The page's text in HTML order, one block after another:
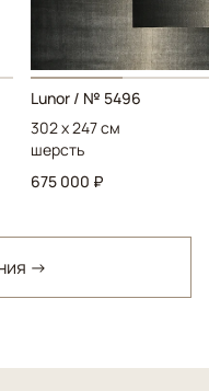
Lunor / № 5496
302 x 247 см
шерсть
675 000 ₽
→